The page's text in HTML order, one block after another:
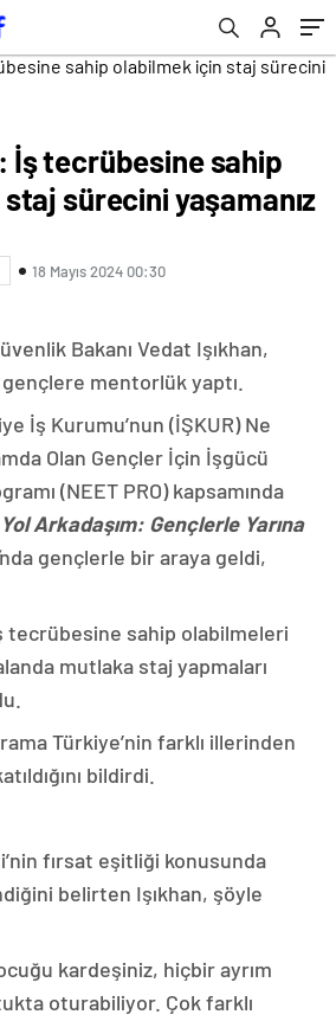
İş tecrübesine sahip
sürecini yaşamanız
18 Mayıs 2024 00:30
Bakanı Vedat Işıkhan,
gençlere mentorlük yaptı.
İş Kurumu’nun (İŞKUR) Ne
Olan Gençler İçin İşgücü
(NEET PRO) kapsamında
Arkadaşım: Gençlerle Yarına
nda gençlerle bir araya geldi,
tecrübesine sahip olabilmeleri
mutlaka staj yapmaları
Türkiye’nin farklı illerinden
bildirdi.
fırsat eşitliği konusunda
belirten Işıkhan, şöyle
kardeşiniz, hiçbir ayrım
oturabiliyor. Çok farklı